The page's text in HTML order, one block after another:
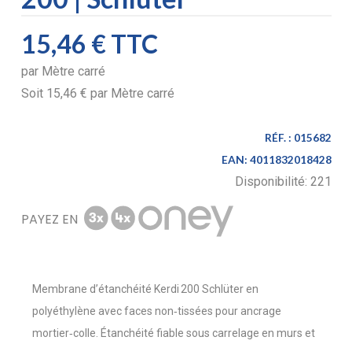
15,46 €TTC
par Mètre carré
Soit 15,46 € par Mètre carré
RÉF. : 015682
EAN: 4011832018428
Disponibilité: 221
PAYEZ EN
Membrane d’étanchéité Kerdi 200 Schlüter en
polyéthylène avec faces non‑tissées pour ancrage
mortier‑colle. Étanchéité fiable sous carrelage en murs et